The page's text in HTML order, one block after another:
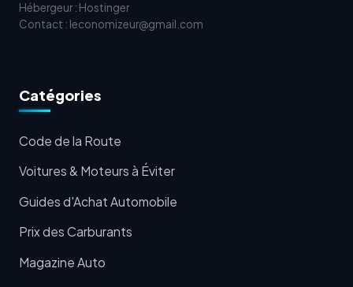
Hébergeur : Hostinger
Contact : leconomizeur@gmail.com
Catégories
Code de la Route
Voitures & Moteurs à Éviter
Guides d'Achat Automobile
Prix des Carburants
Magazine Auto